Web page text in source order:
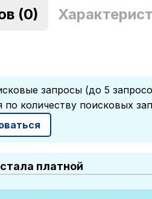
(0)
запросы (до 5
количеству поисковых
платной